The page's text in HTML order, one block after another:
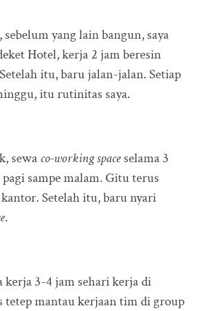
sebelum yang lain bangun, saya
Hotel, kerja 2 jam beresin
itu, baru jalan-jalan. Setiap
itu rutinitas saya.
sewaco-working spaceselama 3
sampe malam. Gitu terus
Setelah itu, baru nyari
.
kerja 3-4 jam sehari kerja di
tetep mantau kerjaan tim di group